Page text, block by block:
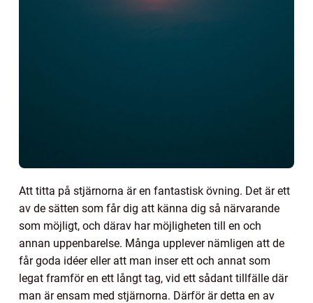
Att titta på stjärnorna är en fantastisk övning. Det är ett
av de sätten som får dig att känna dig så närvarande
som möjligt, och därav har möjligheten till en och
annan uppenbarelse. Många upplever nämligen att de
får goda idéer eller att man inser ett och annat som
legat framför en ett långt tag, vid ett sådant tillfälle där
man är ensam med stjärnorna. Därför är detta en av